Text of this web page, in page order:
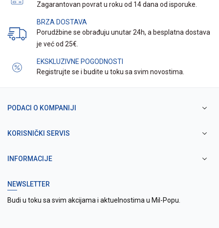
Zagarantovan povrat u roku od 14 dana od isporuke.
BRZA DOSTAVA
Porudžbine se obrađuju unutar 24h, a besplatna dostava
je već od 25€.
EKSKLUZIVNE POGODNOSTI
Registrujte se i budite u toku sa svim novostima.
PODACI O KOMPANIJI
KORISNIČKI SERVIS
INFORMACIJE
NEWSLETTER
Budi u toku sa svim akcijama i aktuelnostima u Mil-Popu.